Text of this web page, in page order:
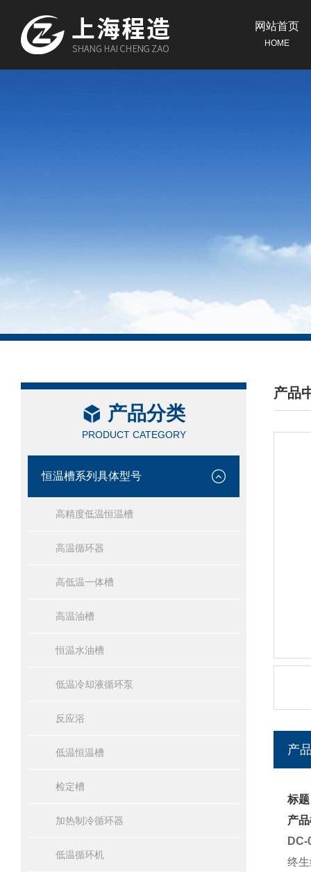
网站首页
HOME
产品分类
PRODUCT CATEGORY
恒温槽系列具体型号
高精度低温恒温槽
高温循环器
高低温一体槽
高温油槽
恒温水油槽
低温冷却液循环泵
反应浴
低温恒温槽
检定槽
加热制冷循环器
低温循环机
产品
/
产
标
产
终